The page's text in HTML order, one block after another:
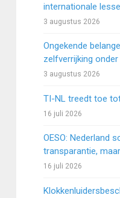
internationale
3 augustus 2026
Ongekende
zelfverrijking onder
3 augustus 2026
TI-NL treedt toe
16 juli 2026
OESO: Nederland
transparantie,
16 juli 2026